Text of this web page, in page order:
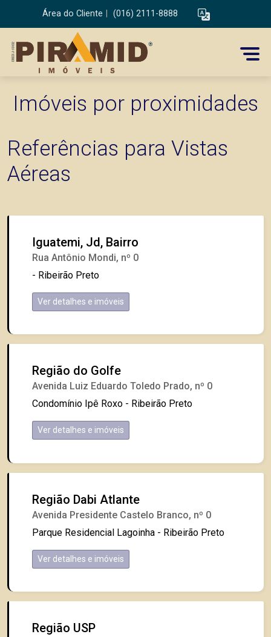
Área do Cliente (016) 2111-8888
Imóveis por proximidades
Referências para Vistas
Aéreas
Iguatemi, Jd, Bairro
Rua Antônio Mondi, nº 0
- Ribeirão Preto
Ver detalhes e imóveis
Região do Golfe
Avenida Luiz Eduardo Toledo Prado, nº 0
Condomínio Ipê Roxo - Ribeirão Preto
Ver detalhes e imóveis
Região Dabi Atlante
Avenida Presidente Castelo Branco, nº 0
Parque Residencial Lagoinha - Ribeirão Preto
Ver detalhes e imóveis
Região USP